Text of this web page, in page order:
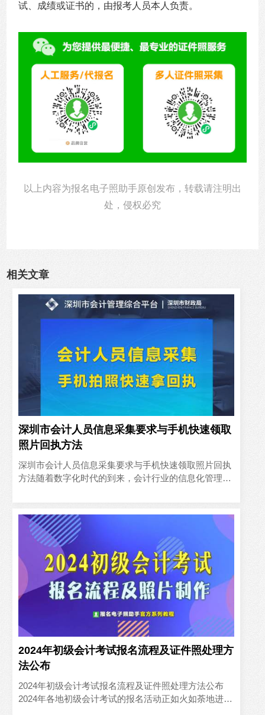
试、成绩或证书的，由报考人员本人负责。
以上内容为报名电子照助手原创发布，转载请注明出
处，侵权必究
相关文章
深圳市会计人员信息采集要求与手机快速领取
照片回执方法
深圳市会计人员信息采集要求与手机快速领取照片回执
方法随着数字化时代的到来，会计行业的信息化管理也
2024年初级会计考试报名流程及证件照处理方
法公布
2024年初级会计考试报名流程及证件照处理方法公布
2024年各地初级会计考试的报名活动正如火如荼地进行